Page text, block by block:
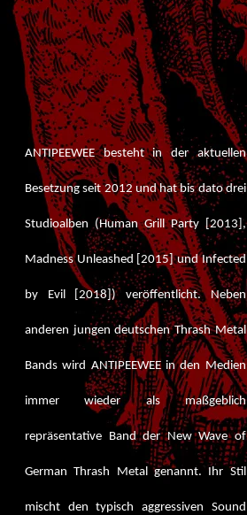
ANTIPEEWEE besteht in der aktuellen
Besetzung seit 2012 und hat bis dato drei
Studioalben (Human Grill Party [2013],
Madness Unleashed [2015] und Infected
by Evil [2018]) veröffentlicht. Neben
anderen jungen deutschen Thrash Metal
Bands wird ANTIPEEWEE in den Medien
immer wieder als maßgeblich
repräsentative Band der New Wave of
German Thrash Metal genannt. Ihr Stil
mischt den typisch aggressiven Sound